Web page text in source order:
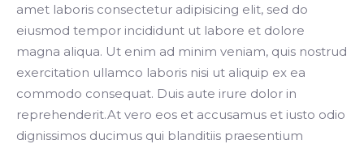
amet laboris consectetur adipisicing elit, sed do
eiusmod tempor incididunt ut labore et dolore
magna aliqua. Ut enim ad minim veniam, quis nostrud
exercitation ullamco laboris nisi ut aliquip ex ea
commodo consequat. Duis aute irure dolor in
reprehenderit.At vero eos et accusamus et iusto odio
dignissimos ducimus qui blanditiis praesentium